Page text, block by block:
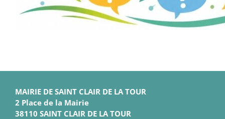
MAIRIE DE SAINT CLAIR DE LA TOUR
2 Place de la Mairie
38110 SAINT CLAIR DE LA TOUR